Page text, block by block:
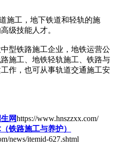
工，地下铁道和轻轨的施
级技能人才。
型铁路施工企业，地铁运营公
施工、地铁轻轨施工、铁路与
作，也可从事轨道交通施工安
网https://www.hnszzxx.com/
铁路施工与养护）
news/itemid-627.shtml